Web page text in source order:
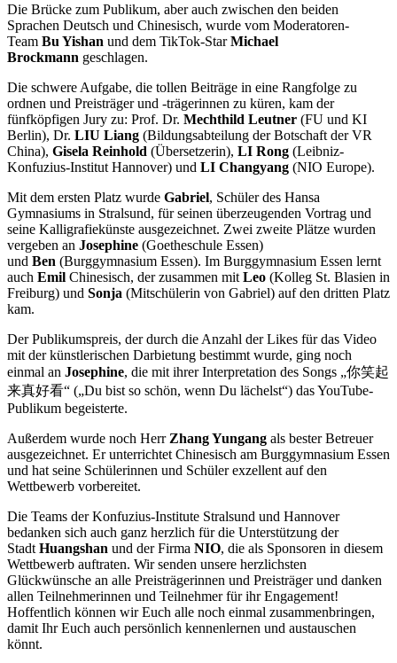
Die Brücke zum Publikum, aber auch zwischen den beiden
Sprachen Deutsch und Chinesisch, wurde vom Moderatoren-
Team Bu Yishan und dem TikTok-StarMichael
Brockmann geschlagen.
Die schwere Aufgabe, die tollen Beiträge in eine Rangfolge zu
ordnen und Preisträger und -trägerinnen zu küren, kam der
fünfköpfigen Jury zu: Prof. Dr. Mechthild Leutner (FU und KI
Berlin), Dr. LIU Liang (Bildungsabteilung der Botschaft der VR
China), Gisela Reinhold (Übersetzerin), LI Rong (Leibniz-
Konfuzius-Institut Hannover) und LI Changyang (NIO Europe).
Mit dem ersten Platz wurde Gabriel, Schüler des Hansa
Gymnasiums in Stralsund, für seinen überzeugenden Vortrag und
seine Kalligrafiekünste ausgezeichnet. Zwei zweite Plätze wurden
vergeben an Josephine (Goetheschule Essen)
und Ben (Burggymnasium Essen). Im Burggymnasium Essen lernt
auch Emil Chinesisch, der zusammen mit Leo (Kolleg St. Blasien in
Freiburg) und Sonja (Mitschülerin von Gabriel) auf den dritten Platz
kam.
Der Publikumspreis, der durch die Anzahl der Likes für das Video
mit der künstlerischen Darbietung bestimmt wurde, ging noch
einmal an Josephine, die mit ihrer Interpretation des Songs „你笑起
来真好看“ („Du bist so schön, wenn Du lächelst“) das YouTube-
Publikum begeisterte.
Außerdem wurde noch Herr Zhang Yungang als bester Betreuer
ausgezeichnet. Er unterrichtet Chinesisch am Burggymnasium Essen
und hat seine Schülerinnen und Schüler exzellent auf den
Wettbewerb vorbereitet.
Die Teams der Konfuzius-Institute Stralsund und Hannover
bedanken sich auch ganz herzlich für die Unterstützung der
Stadt Huangshan und der Firma NIO, die als Sponsoren in diesem
Wettbewerb auftraten. Wir senden unsere herzlichsten
Glückwünsche an alle Preisträgerinnen und Preisträger und danken
allen Teilnehmerinnen und Teilnehmer für ihr Engagement!
Hoffentlich können wir Euch alle noch einmal zusammenbringen,
damit Ihr Euch auch persönlich kennenlernen und austauschen
könnt.